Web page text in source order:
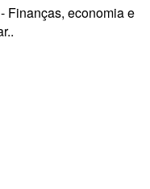
- Finanças, economia e